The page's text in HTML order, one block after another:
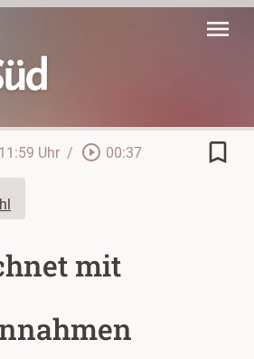
menu
Uhr / play_circle_outline 00:37 bookmark_border
mit